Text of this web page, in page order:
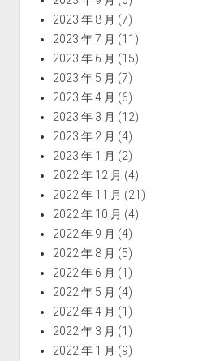
2023 年 8 月 (7)
2023 年 7 月 (11)
2023 年 6 月 (15)
2023 年 5 月 (7)
2023 年 4 月 (6)
2023 年 3 月 (12)
2023 年 2 月 (4)
2023 年 1 月 (2)
2022 年 12 月 (4)
2022 年 11 月 (21)
2022 年 10 月 (4)
2022 年 9 月 (4)
2022 年 8 月 (5)
2022 年 6 月 (1)
2022 年 5 月 (4)
2022 年 4 月 (1)
2022 年 3 月 (1)
2022 年 1 月 (9)